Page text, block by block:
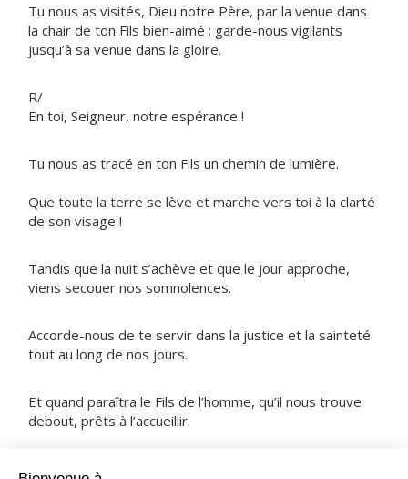
Tu nous as visités, Dieu notre Père, par la venue dans
la chair de ton Fils bien-aimé : garde-nous vigilants
jusqu’à sa venue dans la gloire.
R/
En toi, Seigneur, notre espérance !
Tu nous as tracé en ton Fils un chemin de lumière.
Que toute la terre se lève et marche vers toi à la clarté
de son visage !
Tandis que la nuit s’achève et que le jour approche,
viens secouer nos somnolences.
Accorde-nous de te servir dans la justice et la sainteté
tout au long de nos jours.
Et quand paraîtra le Fils de l’homme, qu’il nous trouve
debout, prêts à l’accueillir.